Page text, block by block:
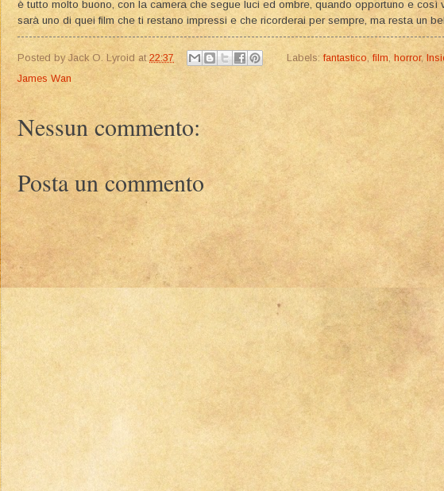
è tutto molto buono, con la camera che segue luci ed ombre, quando opportuno e così
sarà uno di quei film che ti restano impressi e che ricorderai per sempre, ma resta un
Posted by Jack O. Lyroid at 22:37 Labels:fantastico ,film horror,
James Wan
Nessun commento:
Posta un commento